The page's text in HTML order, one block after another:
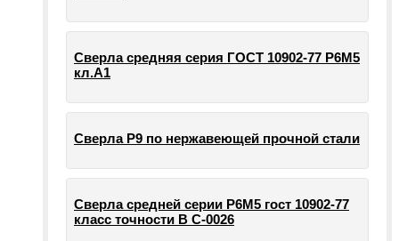
Сверла средняя серия ГОСТ 10902-77 Р6М5
кл.А1
Сверла Р9 по нержавеющей прочной стали
Сверла средней серии Р6М5 гост 10902-77
класс точности В С-0026